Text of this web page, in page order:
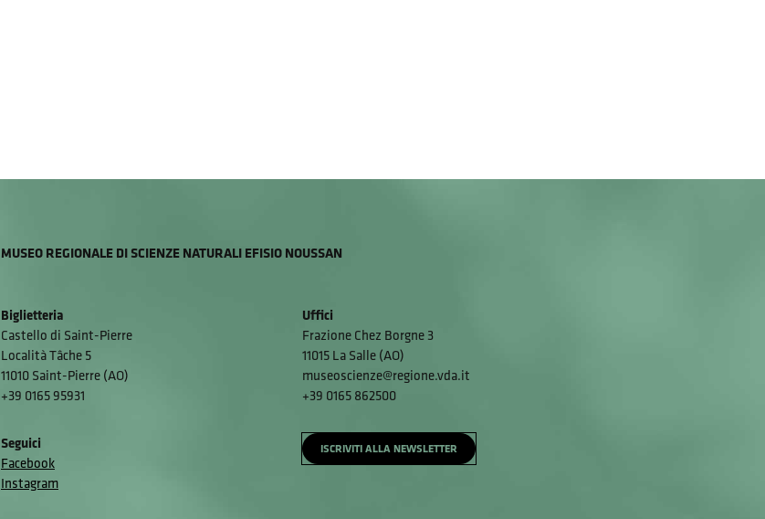
MUSEO REGIONALE DI SCIENZE NATURALI EFISIO NOUSSAN
Biglietteria
Castello di Saint-Pierre
Località Tâche 5
11010 Saint-Pierre (AO)
+39 0165 95931
Uffici
Frazione Chez Borgne 3
11015 La Salle (AO)
museoscienze@regione.vda.it
+39 0165 862500
Seguici
Facebook
Instagram
ISCRIVITI ALLA NEWSLETTER